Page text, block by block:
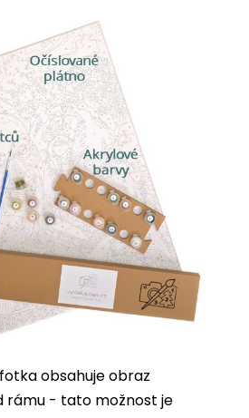
obsahuje obraz
rámu - tato možnost je